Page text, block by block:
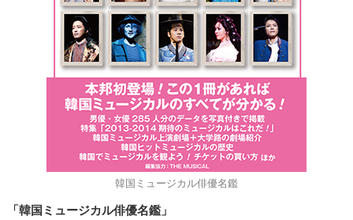
韓国ミュージカル俳優名鑑
「韓国ミュージカル俳優名鑑」